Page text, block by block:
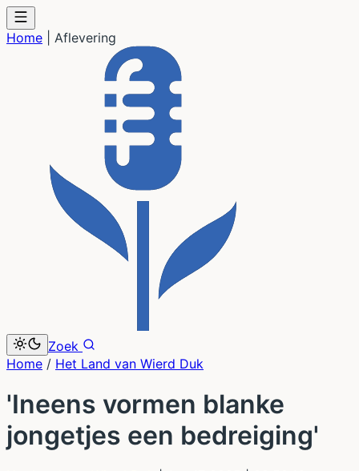
Home Aflevering
Zoek
Home / Het Land van Wierd Duk
'Ineens vormen blanke
jongetjes een bedreiging'